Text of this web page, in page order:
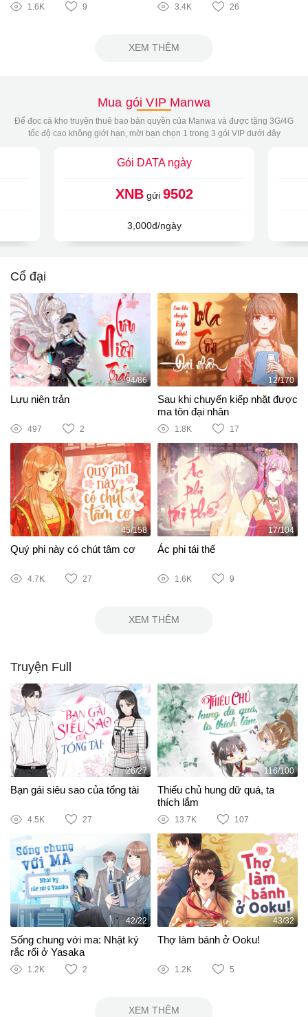
1.6K 9 3.4K 26
XEM THÊM
Mua gói VIP Manwa
Để đọc cả kho truyện thuê bao bản quyền của Manwa và được tặng 3G/4G
tốc độ cao không giới hạn, mời bạn chọn 1 trong 3 gói VIP dưới đây
Gói DATA ngày
XNBgửi 9502
3,000đ/ngày
Cổ đại
94/86
Lưu niên trản
497 2
12/170
Sau khi chuyển kiếp nhặt được
ma tôn đại nhân
1.8K 17
45/158
Quý phi này có chút tâm cơ
4.7K 27
17/104
Ác phi tái thế
1.6K 9
XEM THÊM
Truyện Full
26/27
Bạn gái siêu sao của tổng tài
4.5K 27
116/100
Thiếu chủ hung dữ quá, ta
thích lắm
13.7K 107
42/22
Sống chung với ma: Nhật ký
rắc rối ở Yasaka
1.2K 2
43/32
Thợ làm bánh ở Ooku!
1.2K 5
XEM THÊM